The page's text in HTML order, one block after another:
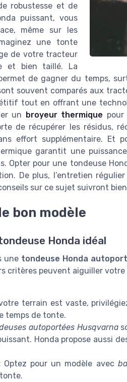
robustesse et de
puissant, vous
même sur les
une tonte
de votre tracteur
et bien taillé. La
de gagner du temps,
souvent comparés aux
tout en offrant une
un broyeur thermique
de récupérer les résidus,
effort supplémentaire. Et
garantit une
Opter pour une tondeuse
De plus, l’entretien
sur ce sujet suivront
bon modèle
Honda idéal
une tondeuse Honda
critères peuvent aiguiller
terrain est vaste,
temps de tonte.
autoportées Husqvarna
Honda propose aussi
Optez pour un modèle avec